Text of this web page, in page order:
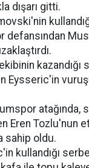
dışarı gitti.
defansından
Eysseric'in
atağında,
Eren Tozlu'nun
sahip oldu.
kullandığı